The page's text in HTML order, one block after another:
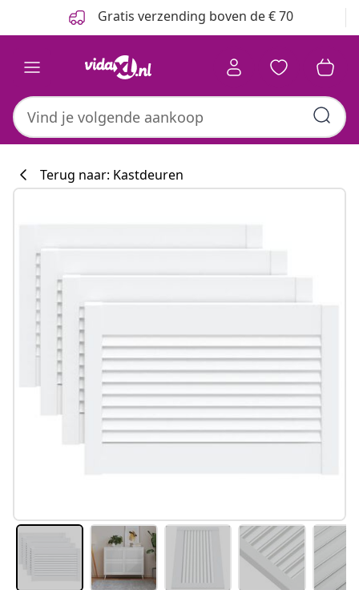
Gratis verzending boven de € 70
Terug naar: Kastdeuren